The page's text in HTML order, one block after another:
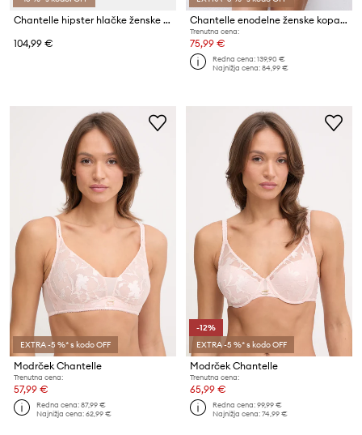
Chantelle hipster hlačke ženske Soft Stretch paket 5 kosov
104,99 €
Chantelle enodelne ženske kopalke
Trenutna cena:
75,99 €
Redna cena:139,90 €
Najnižja cena:84,99 €
EXTRA -5 %* s kodo OFF
Modrček Chantelle
Trenutna cena:
57,99 €
Redna cena:87,99 €
Najnižja cena:62,99 €
-12%
EXTRA -5 %* s kodo OFF
Modrček Chantelle
Trenutna cena:
65,99 €
Redna cena:99,99 €
Najnižja cena:74,99 €